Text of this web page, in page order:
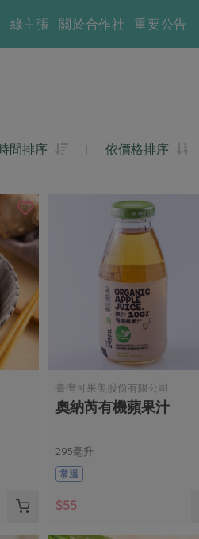
綠主張 關於合作社 重要公告
間排序 | 依價格排序
臺灣可果美股份有限公司
奧納芮有機蘋果汁
295毫升
常溫
$55